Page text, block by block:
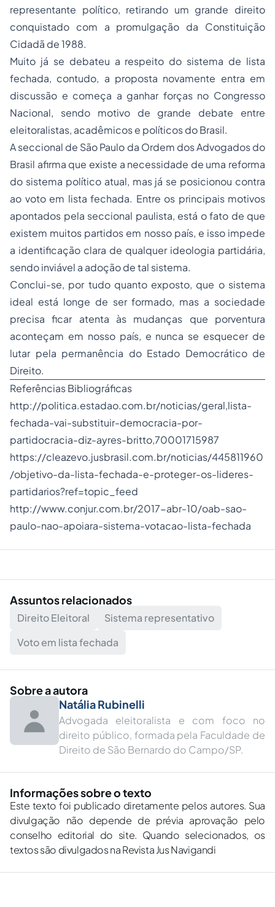
representante político, retirando um grande direito
conquistado com a promulgação da Constituição
Cidadã de 1988.
Muito já se debateu a respeito do sistema de lista
fechada, contudo, a proposta novamente entra em
discussão e começa a ganhar forças no Congresso
Nacional, sendo motivo de grande debate entre
eleitoralistas, acadêmicos e políticos do Brasil.
A seccional de São Paulo da Ordem dos Advogados do
Brasil afirma que existe a necessidade de uma reforma
do sistema político atual, mas já se posicionou contra
ao voto em lista fechada. Entre os principais motivos
apontados pela seccional paulista, está o fato de que
existem muitos partidos em nosso país, e isso impede
a identificação clara de qualquer ideologia partidária,
sendo inviável a adoção de tal sistema.
Conclui-se, por tudo quanto exposto, que o sistema
ideal está longe de ser formado, mas a sociedade
precisa ficar atenta às mudanças que porventura
aconteçam em nosso país, e nunca se esquecer de
lutar pela permanência do Estado Democrático de
Direito.
Referências Bibliográficas
http://politica.estadao.com.br/noticias/geral,lista-
fechada-vai-substituir-democracia-por-
partidocracia-diz-ayres-britto,70001715987
https://cleazevo.jusbrasil.com.br/noticias/445811960
/objetivo-da-lista-fechada-e-proteger-os-lideres-
partidarios?ref=topic_feed
http://www.conjur.com.br/2017-abr-10/oab-sao-
paulo-nao-apoiara-sistema-votacao-lista-fechada
Assuntos relacionados
Direito Eleitoral
Sistema representativo
Voto em lista fechada
Sobre a autora
Natália Rubinelli
Advogada eleitoralista e com foco no
direito público, formada pela Faculdade de
Direito de São Bernardo do Campo/SP.
Informações sobre o texto
Este texto foi publicado diretamente pelos autores. Sua
divulgação não depende de prévia aprovação pelo
conselho editorial do site. Quando selecionados, os
textos são divulgados na Revista Jus Navigandi